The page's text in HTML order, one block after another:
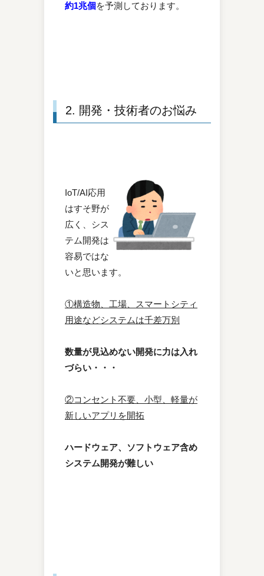
約1兆個を予測しております。
2. 開発・技術者のお悩み
IoT/AI応用
はすそ野が
広く、シス
テム開発は
容易ではな
いと思います。
①構造物、工場、スマートシティ
用途などシステムは千差万別
数量が見込めない開発に力は入れ
づらい・・・
②コンセント不要、小型、軽量が
新しいアプリを開拓
ハードウェア、ソフトウェア含め
システム開発が難しい